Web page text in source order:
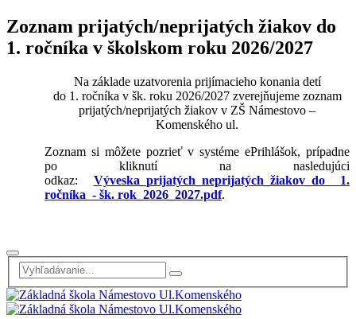
Zoznam prijatých/neprijatých žiakov do
1. ročníka v školskom roku 2026/2027
Na základe uzatvorenia prijímacieho konania detí
do 1. ročníka v šk. roku 2026/2027 zverejňujeme zoznam
prijatých/neprijatých žiakov v ZŠ Námestovo –
Komenského ul.
Zoznam si môžete pozrieť v systéme ePrihlášok, prípadne
po kliknutí na nasledujúci
odkaz: Výveska_prijatých_neprijatých_žiakov_do 1.
ročníka - šk. rok_2026_2027.pdf.